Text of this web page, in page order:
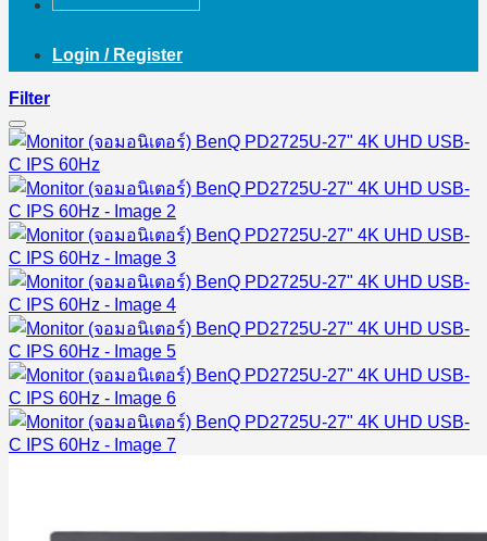
Login / Register
Filter